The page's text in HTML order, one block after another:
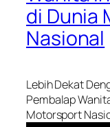
di Dunia
Nasional
Lebih Dekat
Pembalap
Motorsport